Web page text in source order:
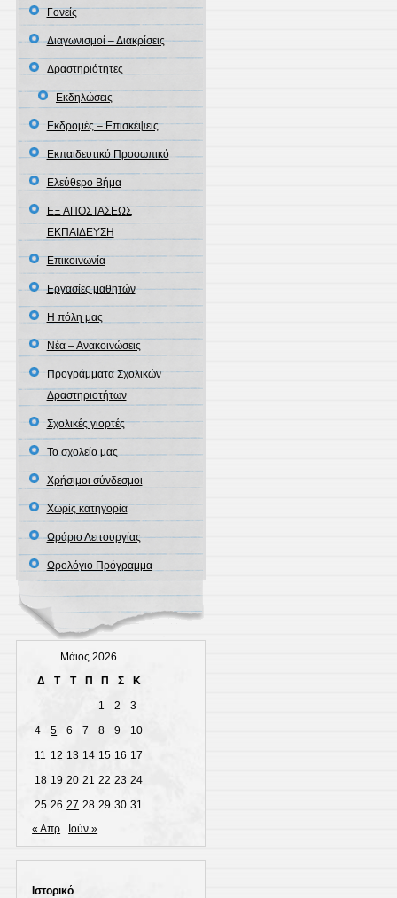
Γονείς
Διαγωνισμοί – Διακρίσεις
Δραστηριότητες
Εκδηλώσεις
Εκδρομές – Επισκέψεις
Εκπαιδευτικό Προσωπικό
Ελεύθερο Βήμα
ΕΞ ΑΠΟΣΤΑΣΕΩΣ
ΕΚΠΑΙΔΕΥΣΗ
Επικοινωνία
Εργασίες μαθητών
Η πόλη μας
Νέα – Ανακοινώσεις
Προγράμματα Σχολικών
Δραστηριοτήτων
Σχολικές γιορτές
Το σχολείο μας
Χρήσιμοι σύνδεσμοι
Χωρίς κατηγορία
Ωράριο Λειτουργίας
Ωρολόγιο Πρόγραμμα
Μάιος 2026
Δ
Τ Τ Π Π Σ
Κ
1
2
3
4
5 6 7 8 9
10
11 12 13 14 15 16 17
18 19 20 21 22 23 24
25 26 27 28 29 30 31
« Απρ
Ιούν »
Ιστορικό